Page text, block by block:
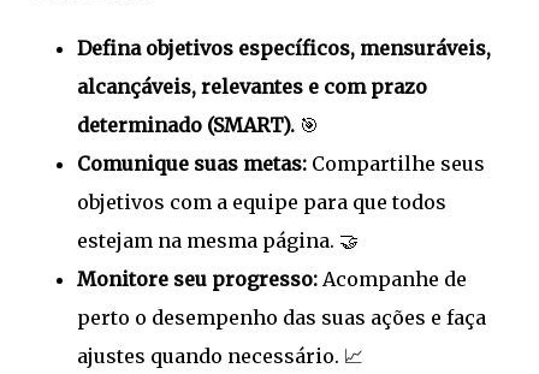
Defina objetivos específicos, mensuráveis,
alcançáveis, relevantes e com prazo
determinado (SMART). 🎯
Comunique suas metas: Compartilhe seus
objetivos com a equipe para que todos
estejam na mesma página. 🤝
Monitore seu progresso: Acompanhe de
perto o desempenho das suas ações e faça
ajustes quando necessário. 📈